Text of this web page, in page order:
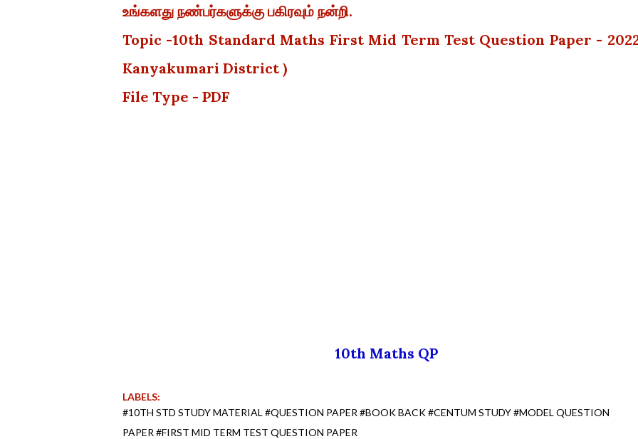
உங்களது நண்பர்களுக்கு பகிரவும் நன்றி.
Topic -10th Standard Maths First Mid Term Test Question Paper -
Kanyakumari District )
File Type - PDF
10th Maths QP
LABELS:
#10TH STD STUDY MATERIAL #QUESTION PAPER #BOOK BACK #CENTUM STUDY #MODEL QUESTION
PAPER #FIRST MID TERM TEST QUESTION PAPER